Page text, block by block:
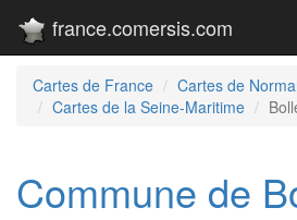
france.comersis.com
Cartes de France
Cartes de
Cartes de la Seine-Maritime
Commune de